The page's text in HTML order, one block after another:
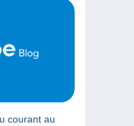
courant au